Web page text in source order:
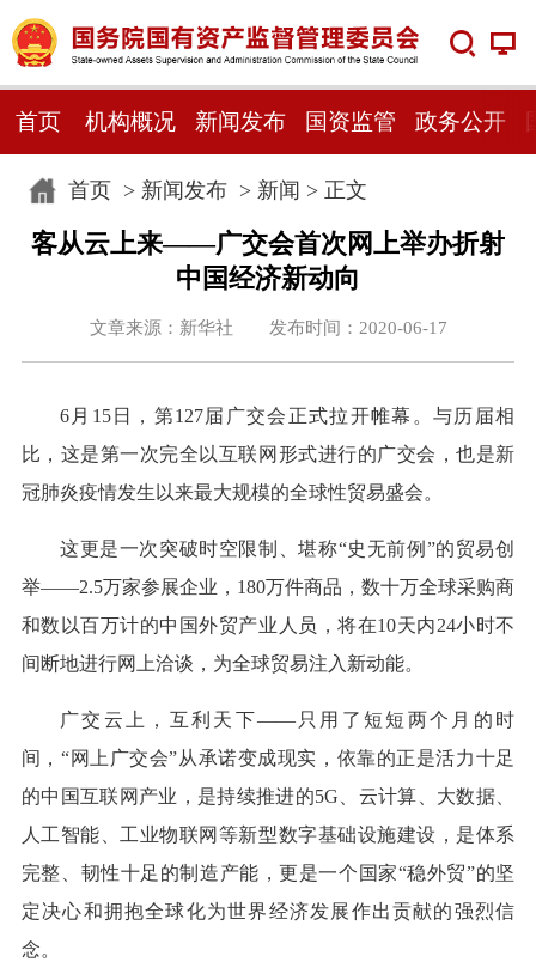
首页 机构概况 新闻发布 国资监管 政务公开
首页> 新闻发布> 新闻 > 正文
客从云上来——广交会首次网上举办折射
中国经济新动向
文章来源：新华社 发布时间：2020-06-17
6月15日，第127届广交会正式拉开帷幕。与历届相
比，这是第一次完全以互联网形式进行的广交会，也是新
冠肺炎疫情发生以来最大规模的全球性贸易盛会。
这更是一次突破时空限制、堪称“史无前例”的贸易创
举——2.5万家参展企业，180万件商品，数十万全球采购商
和数以百万计的中国外贸产业人员，将在10天内24小时不
间断地进行网上洽谈，为全球贸易注入新动能。
广交云上，互利天下——只用了短短两个月的时
间，“网上广交会”从承诺变成现实，依靠的正是活力十足
的中国互联网产业，是持续推进的5G、云计算、大数据、
人工智能、工业物联网等新型数字基础设施建设，是体系
完整、韧性十足的制造产能，更是一个国家“稳外贸”的坚
定决心和拥抱全球化为世界经济发展作出贡献的强烈信
念。